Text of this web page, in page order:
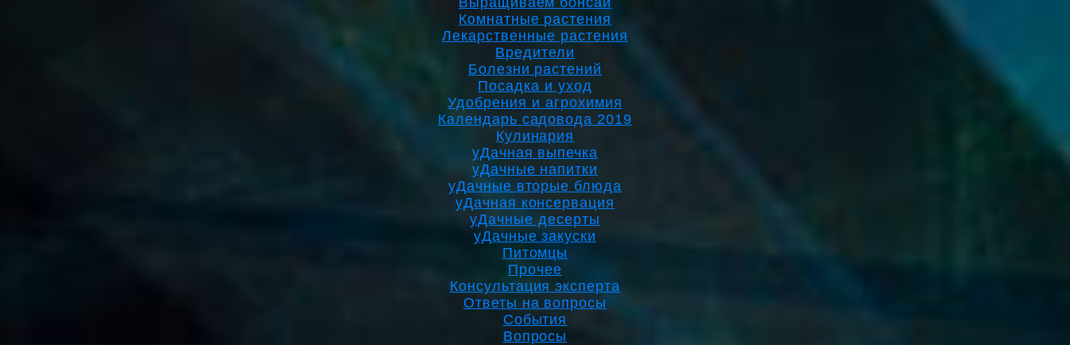
Комнатные растения
Лекарственные растения
Вредители
Болезни растений
Посадка и уход
Удобрения и агрохимия
Календарь садовода 2019
Кулинария
уДачная выпечка
уДачные напитки
уДачные вторые блюда
уДачная консервация
уДачные десерты
уДачные закуски
Питомцы
Прочее
Консультация эксперта
Ответы на вопросы
События
Вопросы